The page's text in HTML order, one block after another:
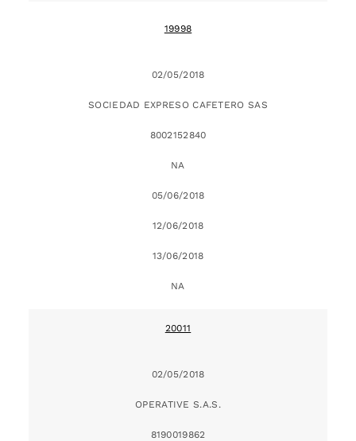
19998
02/05/2018
SOCIEDAD EXPRESO CAFETERO SAS
8002152840
NA
05/06/2018
12/06/2018
13/06/2018
NA
20011
02/05/2018
OPERATIVE S.A.S.
8190019862